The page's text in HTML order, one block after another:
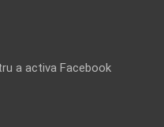
a activa Facebook